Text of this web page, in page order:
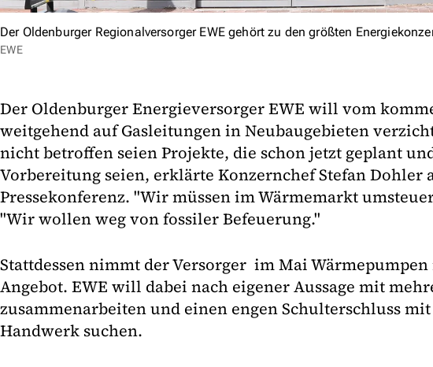
Der Oldenburger Regionalversorger EWE gehört zu den größten
EWE
Der Oldenburger Energieversorger EWE will vom
weitgehend auf Gasleitungen in Neubaugebieten
nicht betroffen seien Projekte, die schon jetzt geplant
Vorbereitung seien, erklärte Konzernchef Stefan Dohler
Pressekonferenz. "Wir müssen im Wärmemarkt
"Wir wollen weg von fossiler Befeuerung."
Stattdessen nimmt der Versorger im Mai
Angebot. EWE will dabei nach eigener Aussage mit
zusammenarbeiten und einen engen Schulterschluss
Handwerk suchen.